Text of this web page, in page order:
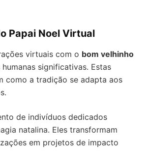
Papai Noel Virtual
virtuais com o bom velhinho
significativas. Estas
como a tradição se adapta aos
de indivíduos dedicados
natalina. Eles transformam
em projetos de impacto